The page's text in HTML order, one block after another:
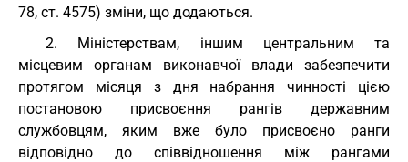
78, ст. 4575) зміни, що додаються.
2. Міністерствам, іншим центральним та
місцевим органам виконавчої влади забезпечити
протягом місяця з дня набрання чинності цією
постановою присвоєння рангів державним
службовцям, яким вже було присвоєно ранги
відповідно до співвідношення між рангами